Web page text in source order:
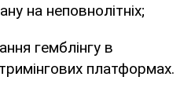
на неповнолітніх;
гемблінгу в
платформах.